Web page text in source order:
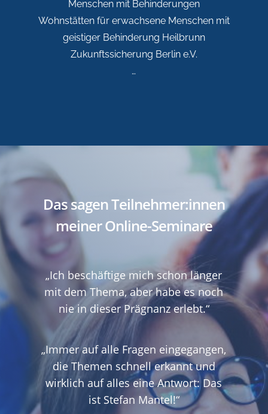
Menschen mit Behinderungen
Wohnstätten für erwachsene Menschen mit
geistiger Behinderung Heilbrunn
Zukunftssicherung Berlin e.V.
…
Das sagen Teilnehmer:innen
meiner Online-Seminare
„Ich beschäftige mich schon länger
mit dem Thema, aber habe es noch
nie in dieser Prägnanz erlebt.“
„Immer auf alle Fragen eingegangen,
die Themen schnell erkannt und
wirklich auf alles eine Antwort: Das
ist Stefan Mantel!“